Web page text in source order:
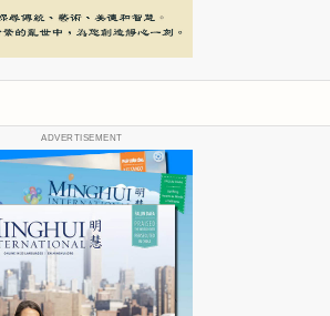
ADVERTISEMENT